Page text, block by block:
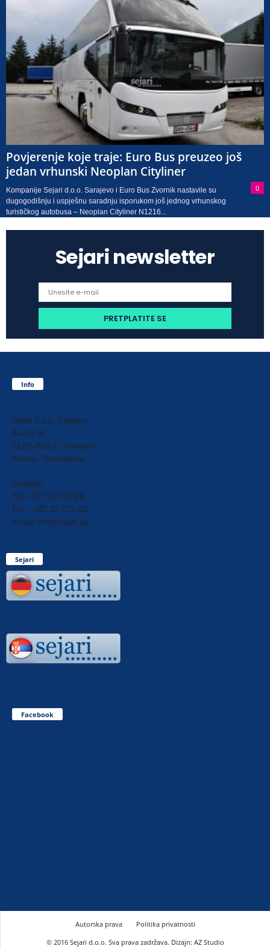
Povjerenje koje traje: Euro Bus preuzeo još
jedan vrhunski Neoplan Cityliner
0
Kompanije Sejari d.o.o. Sarajevo i Euro Bus Zvornik nastavile su
dugogodišnju i uspješnu saradnju isporukom još jednog vrhunskog
turističkog autobusa – Neoplan Cityliner N1216...
Sejari newsletter
Info
Sejari d.o.o. Sarajevo
Blažuj 78,
71215 Blažuj - Sarajevo
Bosna i Hercegovina
Centrala:
Tel: +387 33 770 300
Fax: +387 33 770 301
e-mail: info@sejari.ba
Sejari
Facebook
Autorska prava
Politika privatnosti
© 2016 Sejari d.o.o. Sva prava zadržava. Dizajn: AZ Studio